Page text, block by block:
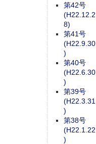
第42号
(H22.12.2
8)
第41号
(H22.9.30
)
第40号
(H22.6.30
)
第39号
(H22.3.31
)
第38号
(H22.1.22
)